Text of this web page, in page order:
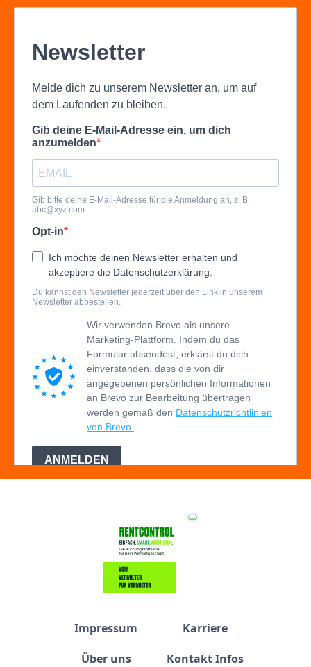
Impressum
Über uns
Karriere
Kontakt Infos